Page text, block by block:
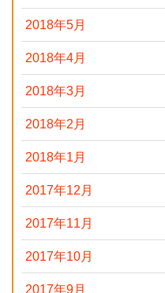
2018年5月
2018年4月
2018年3月
2018年2月
2018年1月
2017年12月
2017年11月
2017年10月
2017年9月